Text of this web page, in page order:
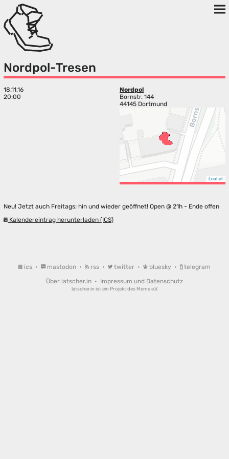
Nordpol-Tresen
18.11.16
20:00
Nordpol
Bornstr. 144
44145 Dortmund
Leaflet
Neu! Jetzt auch Freitags; hin und wieder geöffnet! Open @ 21h - Ende offen
Kalendereintrag herunterladen (ICS)
ics • mastodon • rss • twitter • bluesky •
telegram
Über latscher.in • Impressum und Datenschutz
latscher.in ist ein Projekt des Meme e.V.